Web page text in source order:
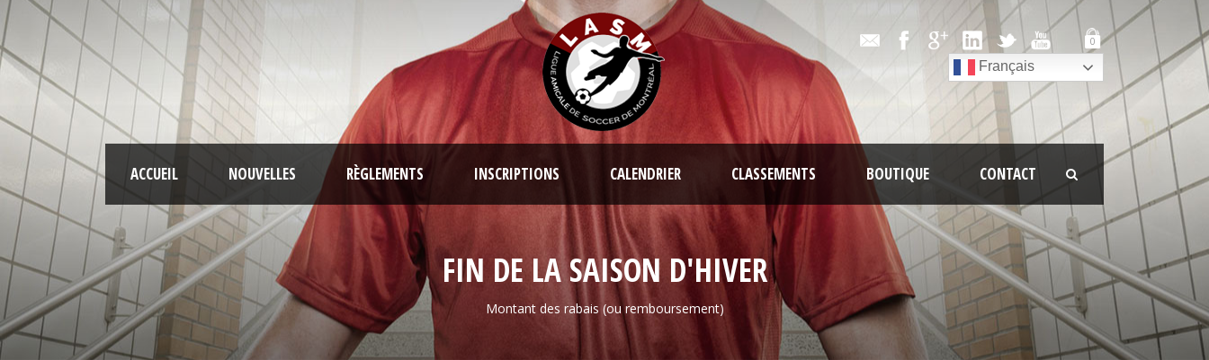
0
Français
ACCUEIL NOUVELLES RÈGLEMENTS INSCRIPTIONS CALENDRIER CLASSEMENTS BOUTIQUE CONTACT
FIN DE LA SAISON D'HIVER
Montant des rabais (ou remboursement)